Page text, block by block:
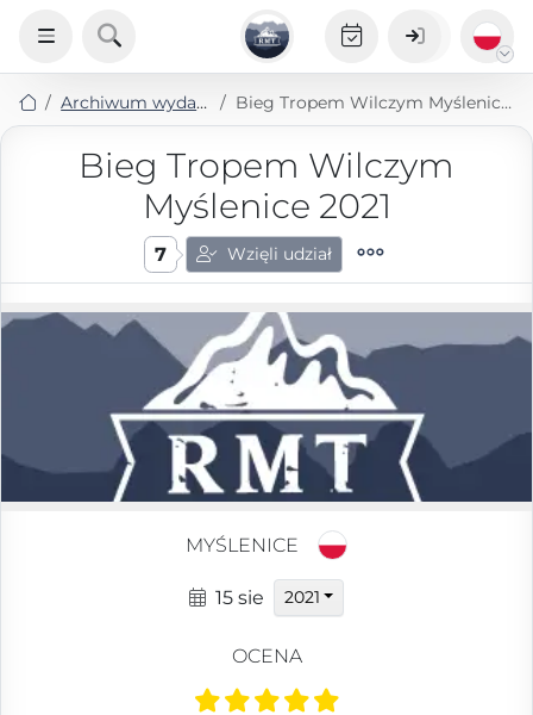
Archiwum wydarzeń Bieg Tropem Wilczym Myślenice 2021
Bieg Tropem Wilczym
Myślenice 2021
7 Wzięli udział
MYŚLENICE
15 sie 2021
OCENA